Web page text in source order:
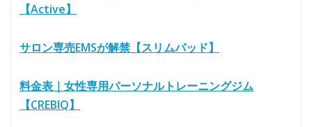
【Active】
サロン専売EMSが解禁【スリムパッド】
料金表｜女性専用パーソナルトレーニングジム
【CREBIQ】